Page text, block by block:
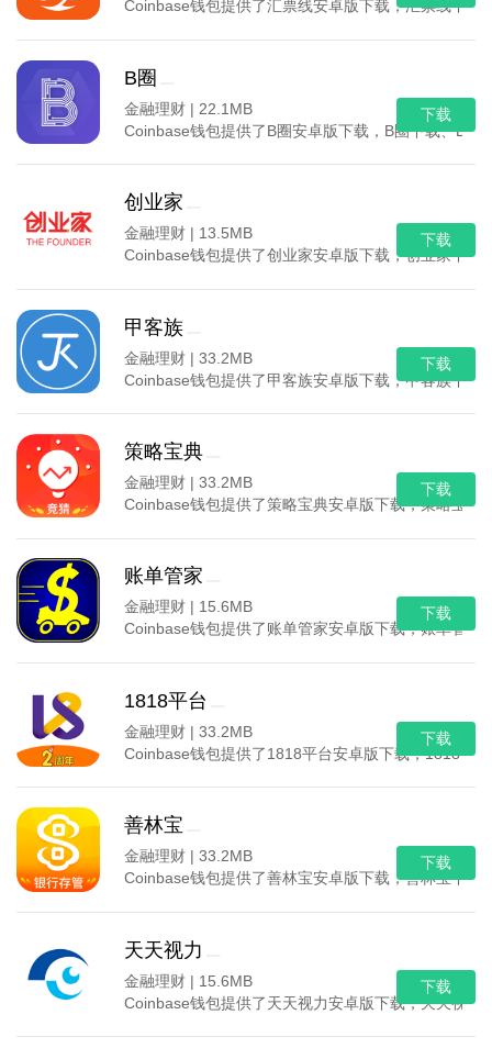
Coinbase钱包提供了汇票线安卓版下载，汇票线下
B圈
金融理财 | 22.1MB
Coinbase钱包提供了B圈安卓版下载，B圈下载、B
下载
创业家
金融理财 | 13.5MB
Coinbase钱包提供了创业家安卓版下载，创业家下
下载
甲客族
金融理财 | 33.2MB
Coinbase钱包提供了甲客族安卓版下载，甲客族下
下载
策略宝典
金融理财 | 33.2MB
Coinbase钱包提供了策略宝典安卓版下载，策略宝
下载
账单管家
金融理财 | 15.6MB
Coinbase钱包提供了账单管家安卓版下载，账单管
下载
1818平台
金融理财 | 33.2MB
Coinbase钱包提供了1818平台安卓版下载，1818平
下载
善林宝
金融理财 | 33.2MB
Coinbase钱包提供了善林宝安卓版下载，善林宝下
下载
天天视力
金融理财 | 15.6MB
Coinbase钱包提供了天天视力安卓版下载，天天视
下载